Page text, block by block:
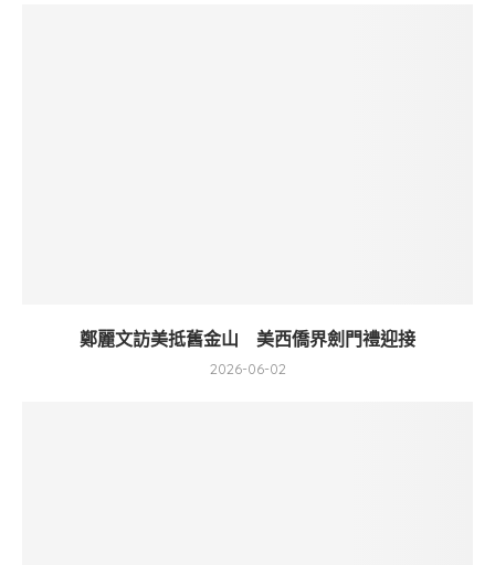
鄭麗文訪美抵舊金山 美西僑界劍門禮迎接
2026-06-02